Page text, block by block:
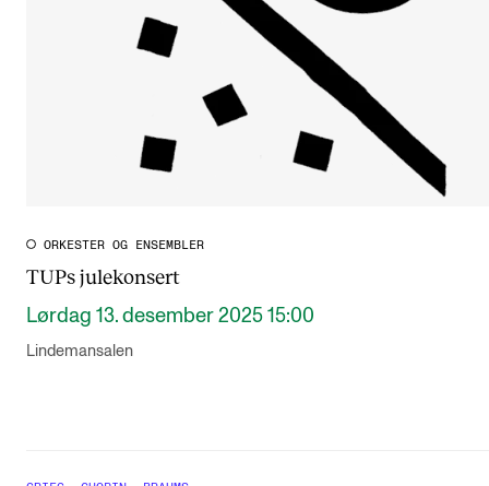
ORKESTER OG ENSEMBLER
TUPs julekonsert
Lørdag 13. desember 2025 15:00
Lindemansalen